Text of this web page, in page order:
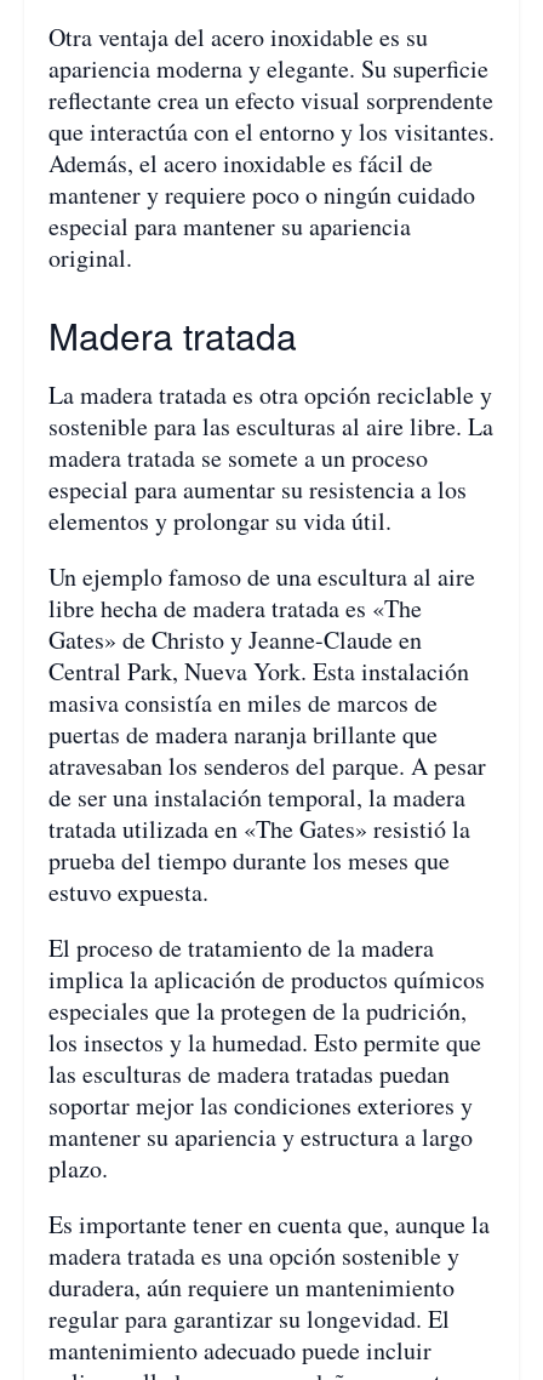
Otra ventaja del acero inoxidable es su
apariencia moderna y elegante. Su superficie
reflectante crea un efecto visual sorprendente
que interactúa con el entorno y los visitantes.
Además, el acero inoxidable es fácil de
mantener y requiere poco o ningún cuidado
especial para mantener su apariencia
original.
Madera tratada
La madera tratada es otra opción reciclable y
sostenible para las esculturas al aire libre. La
madera tratada se somete a un proceso
especial para aumentar su resistencia a los
elementos y prolongar su vida útil.
Un ejemplo famoso de una escultura al aire
libre hecha de madera tratada es «The
Gates» de Christo y Jeanne-Claude en
Central Park, Nueva York. Esta instalación
masiva consistía en miles de marcos de
puertas de madera naranja brillante que
atravesaban los senderos del parque. A pesar
de ser una instalación temporal, la madera
tratada utilizada en «The Gates» resistió la
prueba del tiempo durante los meses que
estuvo expuesta.
El proceso de tratamiento de la madera
implica la aplicación de productos químicos
especiales que la protegen de la pudrición,
los insectos y la humedad. Esto permite que
las esculturas de madera tratadas puedan
soportar mejor las condiciones exteriores y
mantener su apariencia y estructura a largo
plazo.
Es importante tener en cuenta que, aunque la
madera tratada es una opción sostenible y
duradera, aún requiere un mantenimiento
regular para garantizar su longevidad. El
mantenimiento adecuado puede incluir